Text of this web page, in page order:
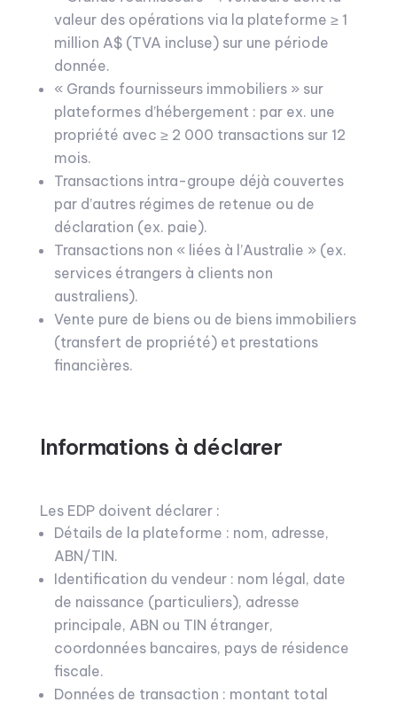
valeur des opérations via la plateforme ≥ 1
million A$ (TVA incluse) sur une période
donnée.
« Grands fournisseurs immobiliers » sur
plateformes d’hébergement : par ex. une
propriété avec ≥ 2 000 transactions sur 12
mois.
Transactions intra-groupe déjà couvertes
par d’autres régimes de retenue ou de
déclaration (ex. paie).
Transactions non « liées à l’Australie » (ex.
services étrangers à clients non
australiens).
Vente pure de biens ou de biens immobiliers
(transfert de propriété) et prestations
financières.
Informations à déclarer
Les EDP doivent déclarer :
Détails de la plateforme : nom, adresse,
ABN/TIN.
Identification du vendeur : nom légal, date
de naissance (particuliers), adresse
principale, ABN ou TIN étranger,
coordonnées bancaires, pays de résidence
fiscale.
Données de transaction : montant total